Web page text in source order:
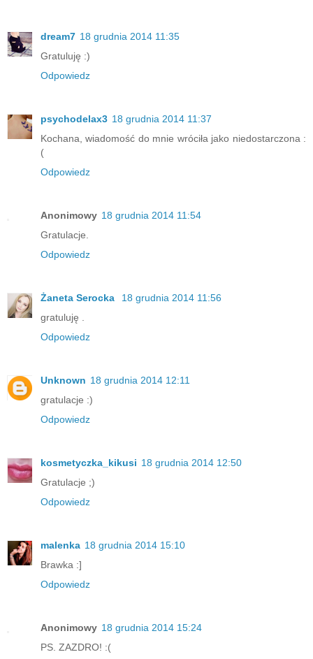
dream7 18 grudnia 2014 11:35
Gratuluję :)
Odpowiedz
psychodelax3 18 grudnia 2014 11:37
Kochana, wiadomość do mnie wróciła jako niedostarczona :
(
Odpowiedz
Anonimowy 18 grudnia 2014 11:54
Gratulacje.
Odpowiedz
Żaneta Serocka
18 grudnia 2014 11:56
gratuluję .
Odpowiedz
Unknown 18 grudnia 2014 12:11
gratulacje :)
Odpowiedz
kosmetyczka_kikusi 18 grudnia 2014 12:50
Gratulacje ;)
Odpowiedz
malenka 18 grudnia 2014 15:10
Brawka :]
Odpowiedz
Anonimowy 18 grudnia 2014 15:24
PS. ZAZDRO! :(